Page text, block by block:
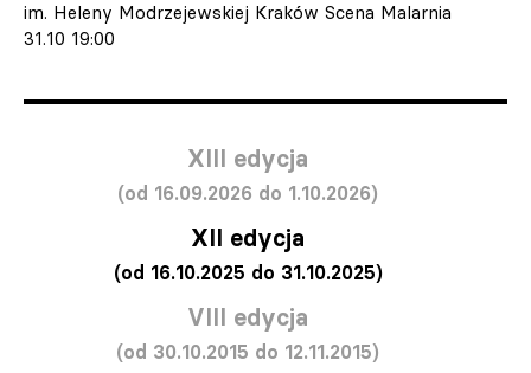
im. Heleny Modrzejewskiej Kraków Scena Malarnia
31.10 19:00
XIII edycja
(od 16.09.2026 do 1.10.2026)
XII edycja
(od 16.10.2025 do 31.10.2025)
VIII edycja
(od 30.10.2015 do 12.11.2015)